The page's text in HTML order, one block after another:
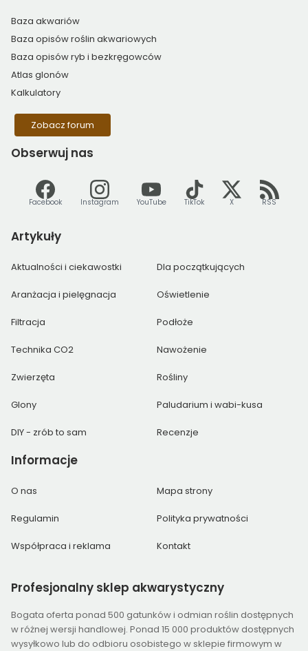
Baza akwariów
Baza opisów roślin akwariowych
Baza opisów ryb i bezkręgowców
Atlas glonów
Kalkulatory
Zobacz forum
Obserwuj nas
Facebook Instagram YouTube TikTok X RSS
Artykuły
Aktualności i ciekawostki Dla początkujących
Aranżacja i pielęgnacja Oświetlenie
Filtracja Podłoże
Technika CO2 Nawożenie
Zwierzęta Rośliny
Glony Paludarium i wabi-kusa
DIY - zrób to sam Recenzje
Informacje
O nas Mapa strony
Regulamin Polityka prywatności
Współpraca i reklama Kontakt
Profesjonalny sklep akwarystyczny
Bogata oferta ponad 500 gatunków i odmian roślin dostępnych
w różnej wersji handlowej. Ponad 15 000 produktów dostępnych
wysyłkowo lub do odbioru osobistego w sklepie firmowym w